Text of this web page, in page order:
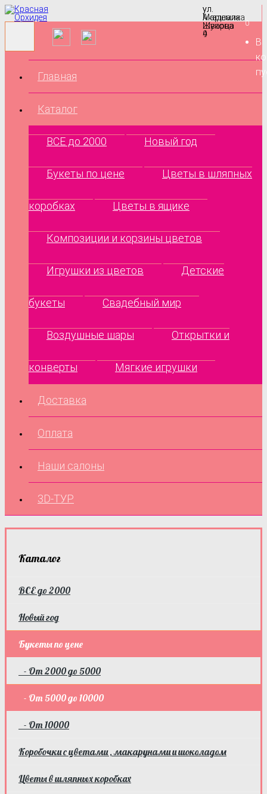
ул.
Маршала
Жукова
9
ул.
Академика
Шварца
4
0
В
Главная
Каталог
ВСЕ до 2000 Новый год
Букеты по цене Цветы в шляпных
коробках Цветы в ящике
Композиции и корзины цветов
Игрушки из цветов Детские
букеты Свадебный мир
Воздушные шары Открытки и
конверты Мягкие игрушки
Доставка
Оплата
Наши салоны
3D-ТУР
Каталог
ВСЕ до 2000
Новый год
Букеты по цене
- От 2000 до 5000
- От 5000 до 10000
- От 10000
Коробочки с цветами , макарунами и шоколадом
Цветы в шляпных коробках